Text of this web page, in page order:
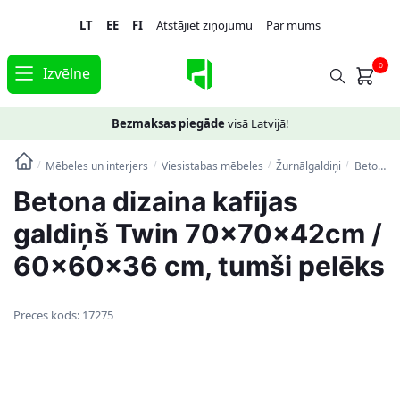
navigation
content
LT EE FI Atstājiet ziņojumu Par mums
Izvēlne 0
Bezmaksas piegāde visā Latvijā!
/ Mēbeles un interjers / Viesistabas mēbeles / Žurnālgaldiņi / Betona dizaina kafijas galdiņš Twin 70x70x42cm / 60x60x36 cm, tumši pelēks
Betona dizaina kafijas
galdiņš Twin 70x70x42cm /
60x60x36 cm, tumši pelēks
Preces kods: 17275